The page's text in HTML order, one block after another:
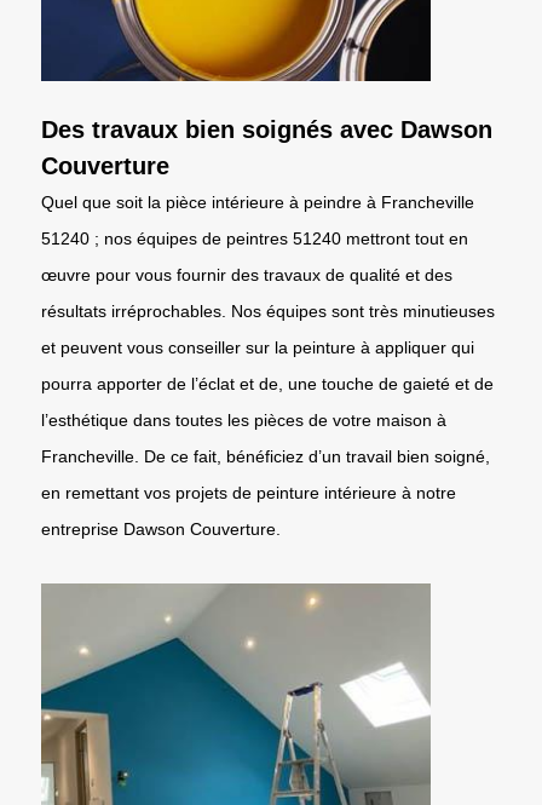
Des travaux bien soignés avec Dawson
Couverture
Quel que soit la pièce intérieure à peindre à Francheville
51240 ; nos équipes de peintres 51240 mettront tout en
œuvre pour vous fournir des travaux de qualité et des
résultats irréprochables. Nos équipes sont très minutieuses
et peuvent vous conseiller sur la peinture à appliquer qui
pourra apporter de l’éclat et de, une touche de gaieté et de
l’esthétique dans toutes les pièces de votre maison à
Francheville. De ce fait, bénéficiez d’un travail bien soigné,
en remettant vos projets de peinture intérieure à notre
entreprise Dawson Couverture.